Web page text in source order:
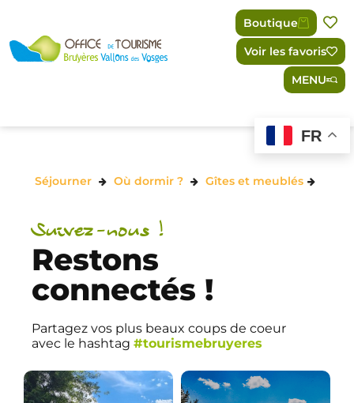
Boutique
Voir les favoris
MENU
FR
Séjourner Où dormir ? Gîtes et meublés
Suivez-nous !
Restons
connectés !
Partagez vos plus beaux coups de coeur
avec le hashtag #tourismebruyeres